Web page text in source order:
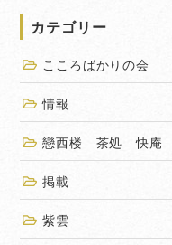
カテゴリー
こころばかりの会
情報
戀西楼 茶処 快庵
掲載
紫雲